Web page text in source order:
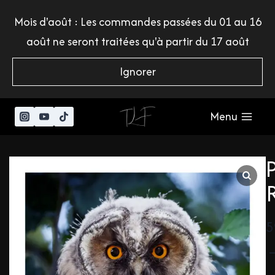
Mois d'août : Les commandes passées du 01 au 16
août ne seront traitées qu'à partir du 17 août
Ignorer
Menu